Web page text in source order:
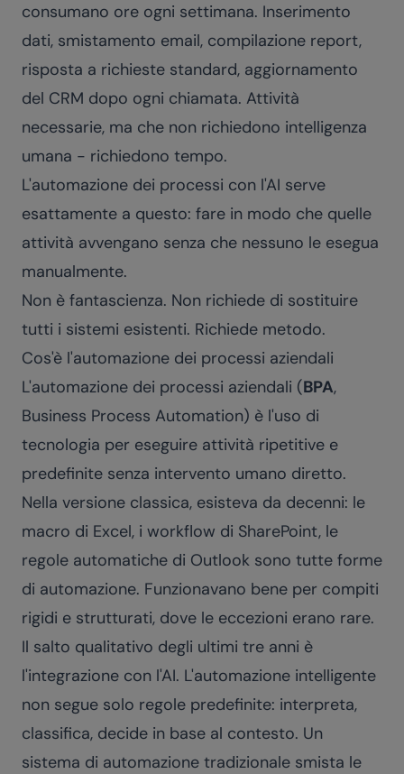
consumano ore ogni settimana. Inserimento
dati, smistamento email, compilazione report,
risposta a richieste standard, aggiornamento
del CRM dopo ogni chiamata. Attività
necessarie, ma che non richiedono intelligenza
umana - richiedono tempo.
L'automazione dei processi con l'AI serve
esattamente a questo: fare in modo che quelle
attività avvengano senza che nessuno le esegua
manualmente.
Non è fantascienza. Non richiede di sostituire
tutti i sistemi esistenti. Richiede metodo.
Cos'è l'automazione dei processi aziendali
L'automazione dei processi aziendali (BPA,
Business Process Automation) è l'uso di
tecnologia per eseguire attività ripetitive e
predefinite senza intervento umano diretto.
Nella versione classica, esisteva da decenni: le
macro di Excel, i workflow di SharePoint, le
regole automatiche di Outlook sono tutte forme
di automazione. Funzionavano bene per compiti
rigidi e strutturati, dove le eccezioni erano rare.
Il salto qualitativo degli ultimi tre anni è
l'integrazione con l'AI. L'automazione intelligente
non segue solo regole predefinite: interpreta,
classifica, decide in base al contesto. Un
sistema di automazione tradizionale smista le